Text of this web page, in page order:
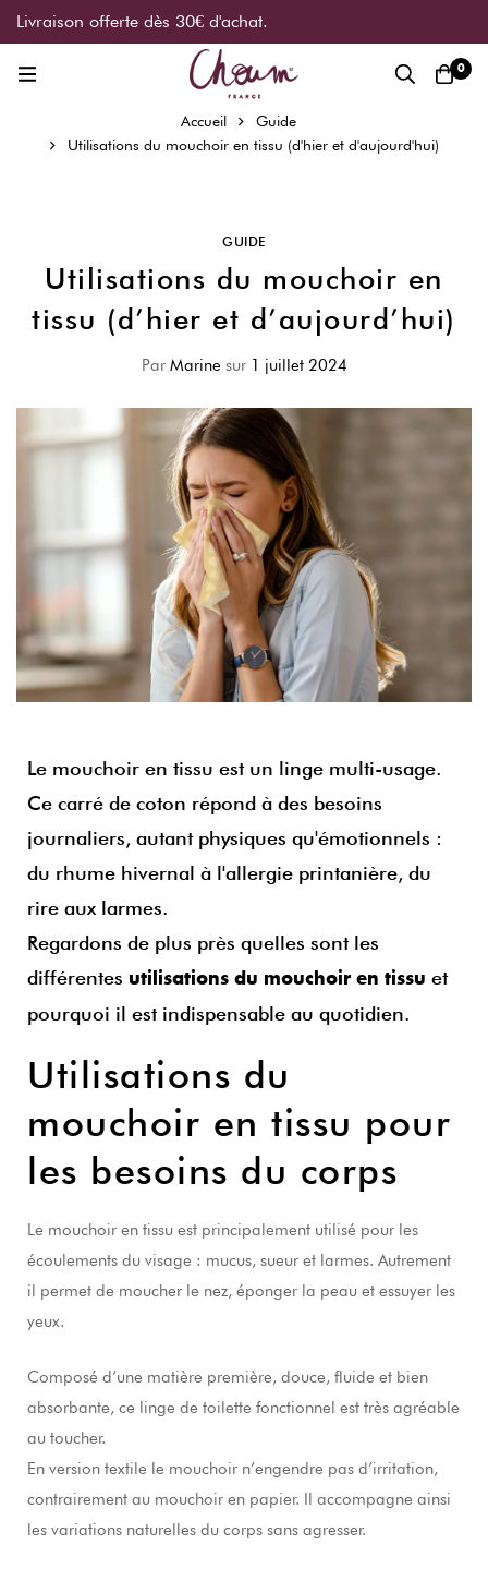
Livraison offerte dès 30€ d'achat.
0
Accueil
Guide
Utilisations du mouchoir en tissu (d'hier et d'aujourd'hui)
GUIDE
Utilisations du mouchoir en
tissu (d’hier et d’aujourd’hui)
ParMarine sur1 juillet 2024
Le mouchoir en tissu est un linge multi-usage.
Ce carré de coton répond à des besoins
journaliers, autant physiques qu'émotionnels :
du rhume hivernal à l'allergie printanière, du
rire aux larmes.
Regardons de plus près quelles sont les
différentes utilisations du mouchoir en tissu et
pourquoi il est indispensable au quotidien.
Utilisations du
mouchoir en tissu pour
les besoins du corps
Le mouchoir en tissu est principalement utilisé pour les
écoulements du visage : mucus, sueur et larmes. Autrement
il permet de moucher le nez, éponger la peau et essuyer les
yeux.
Composé d’une matière première, douce, fluide et bien
absorbante, ce linge de toilette fonctionnel est très agréable
au toucher.
En version textile le mouchoir n’engendre pas d’irritation,
contrairement au mouchoir en papier. Il accompagne ainsi
les variations naturelles du corps sans agresser.